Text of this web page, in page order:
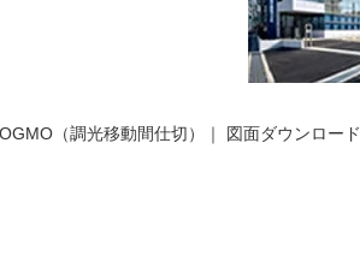
（調光移動間仕切） ｜ 図面ダウンロード